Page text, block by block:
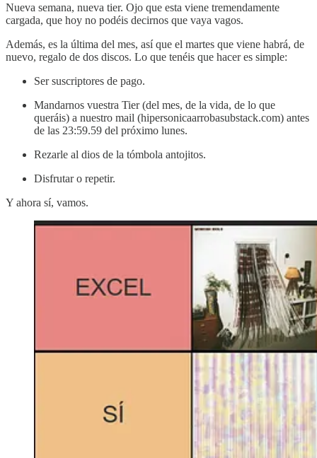
Nueva semana, nueva tier. Ojo que esta viene tremendamente
cargada, que hoy no podéis decirnos que vaya vagos.
Además, es la última del mes, así que el martes que viene habrá, de
nuevo, regalo de dos discos. Lo que tenéis que hacer es simple:
Ser suscriptores de pago.
Mandarnos vuestra Tier (del mes, de la vida, de lo que
queráis) a nuestro mail (hipersonicaarrobasubstack.com) antes
de las 23:59.59 del próximo lunes.
Rezarle al dios de la tómbola antojitos.
Disfrutar o repetir.
Y ahora sí, vamos.